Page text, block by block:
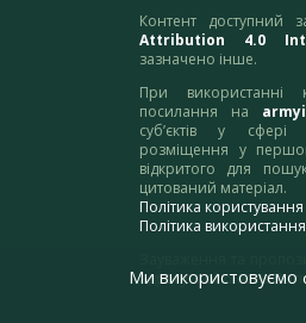
Контент доступний
Attribution 4.0
зазначено інше.
При використанні
посилання на
суб’єктів у сфері
розміщення у
відкритого для
цитований матеріал.
Політика
Політика
адресу:
Ми використовуємо